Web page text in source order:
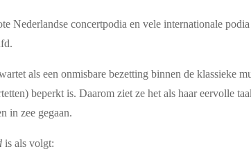
Nederlandse concertpodia en vele internationale
als een onmisbare bezetting binnen de
beperkt is. Daarom ziet ze het als haar eervolle
in zee gegaan.
is als volgt: